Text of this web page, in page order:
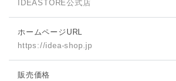
IDEASTORE公式店
ホームページURL
https://idea-shop.jp
販売価格